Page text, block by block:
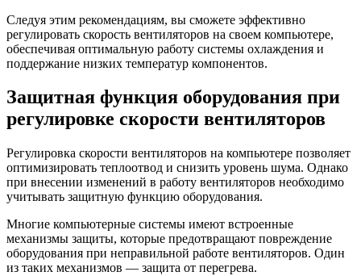
Следуя этим рекомендациям, вы сможете эффективно
регулировать скорость вентиляторов на своем компьютере,
обеспечивая оптимальную работу системы охлаждения и
поддержание низких температур компонентов.
Защитная функция оборудования при
регулировке скорости вентиляторов
Регулировка скорости вентиляторов на компьютере позволяет
оптимизировать теплоотвод и снизить уровень шума. Однако
при внесении изменений в работу вентиляторов необходимо
учитывать защитную функцию оборудования.
Многие компьютерные системы имеют встроенные
механизмы защиты, которые предотвращают повреждение
оборудования при неправильной работе вентиляторов. Один
из таких механизмов — защита от перегрева.